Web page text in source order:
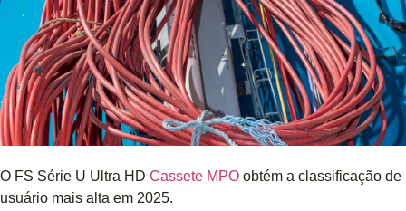
O FS Série U Ultra HD Cassete MPO obtém a classificação de
usuário mais alta em 2025.